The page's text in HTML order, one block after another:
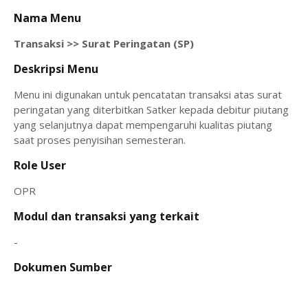
Nama Menu
Transaksi >> Surat Peringatan (SP)
Deskripsi Menu
Menu ini digunakan untuk pencatatan transaksi atas surat
peringatan yang diterbitkan Satker kepada debitur piutang
yang selanjutnya dapat mempengaruhi kualitas piutang
saat proses penyisihan semesteran.
Role User
OPR
Modul dan transaksi yang terkait
-
Dokumen Sumber